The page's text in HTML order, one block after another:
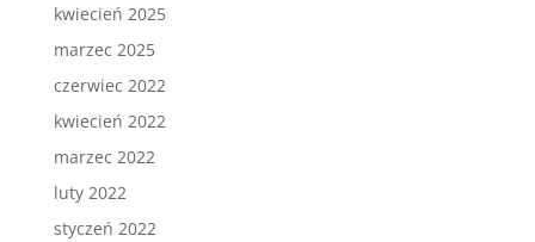
kwiecień 2025
marzec 2025
czerwiec 2022
kwiecień 2022
marzec 2022
luty 2022
styczeń 2022